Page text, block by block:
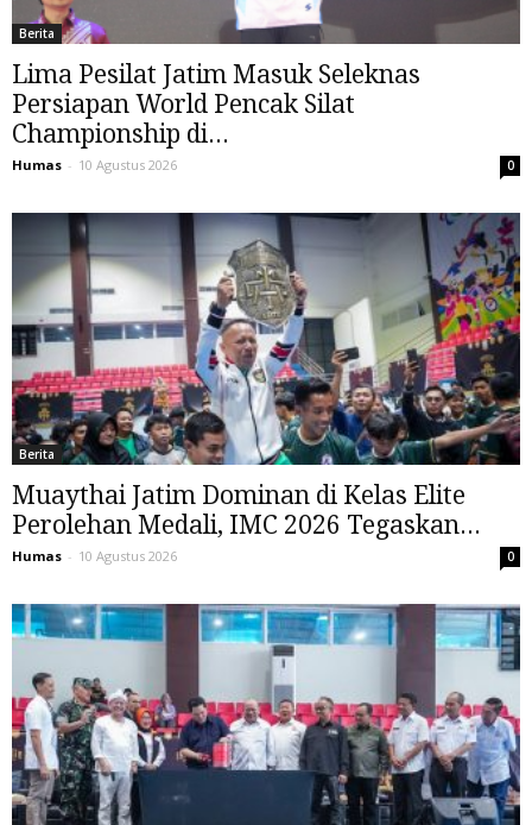
Berita
Lima Pesilat Jatim Masuk Seleknas
Persiapan World Pencak Silat
Championship di...
Humas - 10 Agustus 2026 0
Berita
Muaythai Jatim Dominan di Kelas Elite
Perolehan Medali, IMC 2026 Tegaskan...
Humas - 10 Agustus 2026 0